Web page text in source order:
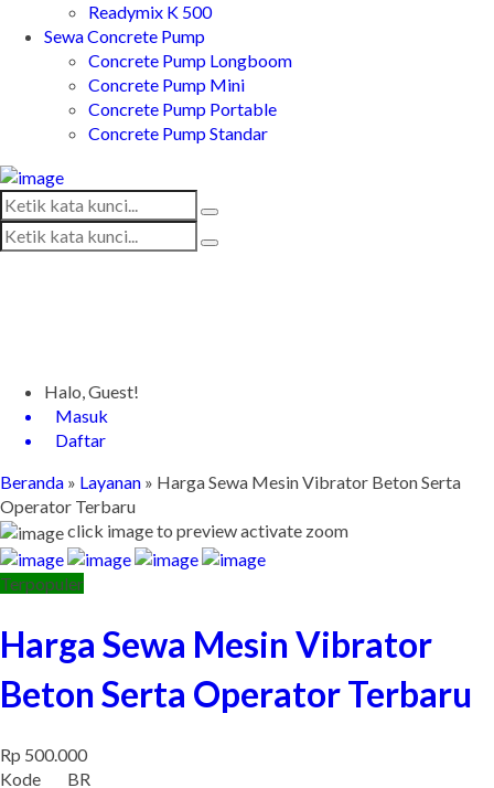
Readymix K 500
Sewa Concrete Pump
Concrete Pump Longboom
Concrete Pump Mini
Concrete Pump Portable
Concrete Pump Standar
Halo, Guest!
Masuk
Daftar
Beranda » Layanan » Harga Sewa Mesin Vibrator Beton Serta
Operator Terbaru
click image to previewactivate zoom
Terpopuler
Harga Sewa Mesin Vibrator
Beton Serta Operator Terbaru
Rp 500.000
Kode
BR